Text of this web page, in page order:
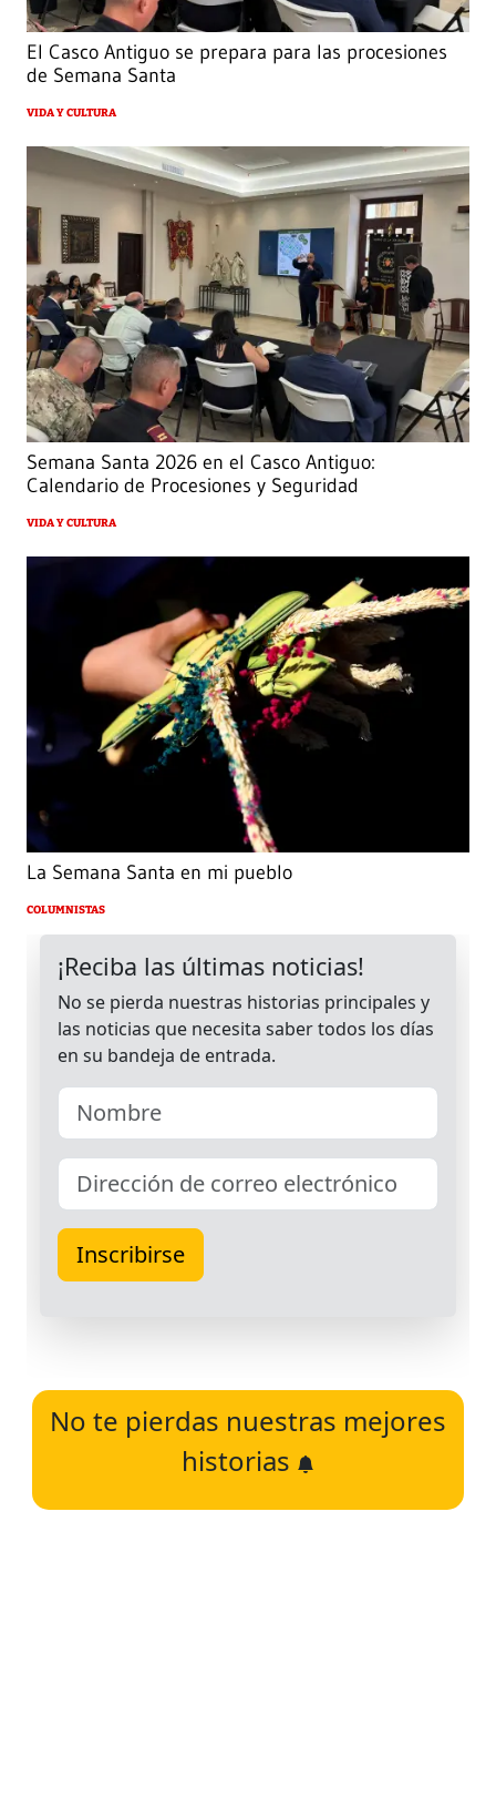
El Casco Antiguo se prepara para las procesiones
de Semana Santa
VIDA Y CULTURA
Semana Santa 2026 en el Casco Antiguo:
Calendario de Procesiones y Seguridad
VIDA Y CULTURA
La Semana Santa en mi pueblo
COLUMNISTAS
No te pierdas nuestras mejores
historias